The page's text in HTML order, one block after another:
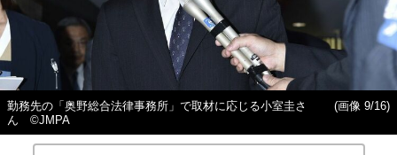
勤務先の「奥野総合法律事務所」で取材に応じる小室圭さ
ん ©JMPA
(画像 9/16)